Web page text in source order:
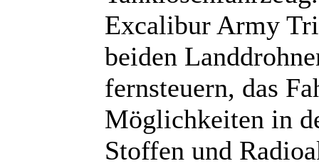
Excalibur Army
beiden
fernsteuern, das
Möglichkeiten in
Stoffen und